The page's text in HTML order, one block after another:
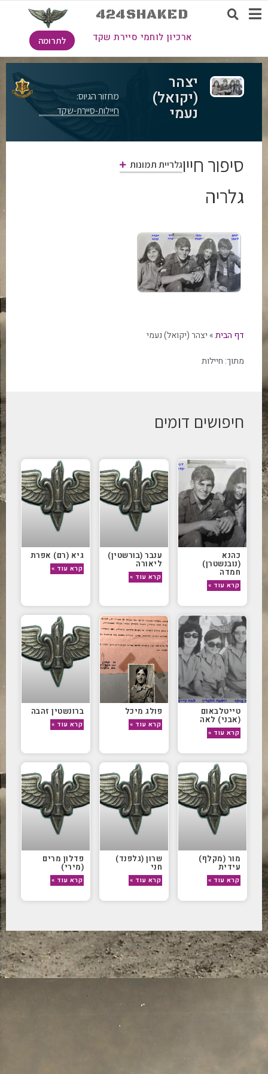
424SHAKED
ארכיון לוחמי סיירת שקד לתרומה
יצהר
(יקואל)
נעמי
מחזור הגיוס:
חיילות-סיירת-שקד
סיפור חייוגלריית תמונות
גלריה
דף הבית» יצהר (יקואל) נעמי
מתוך: חיילות
חיפושים דומים
כהנא
(נובנשטרן)
חמדה
קרא עוד »
ענבר (בורשטין)
ליאורה
קרא עוד »
גיא (רם) אפרת
קרא עוד »
טייטלבאום
(אבני) לאה
קרא עוד »
פולג מיכל
קרא עוד »
ברונשטין זהבה
קרא עוד »
מור (מקלף)
עידית
קרא עוד »
שרון (גלפנד)
חני
קרא עוד »
פדלון מרים
(מירי)
קרא עוד »